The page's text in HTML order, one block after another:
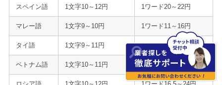
スペイン語 1文字10～12円 1ワード20～22円
マレー語 1文字9～10円 1ワード11～16円
タイ語 1文字9～11円 1ワード16.5～24円
ベトナム語 1文字10～11円 1ワード22～24円